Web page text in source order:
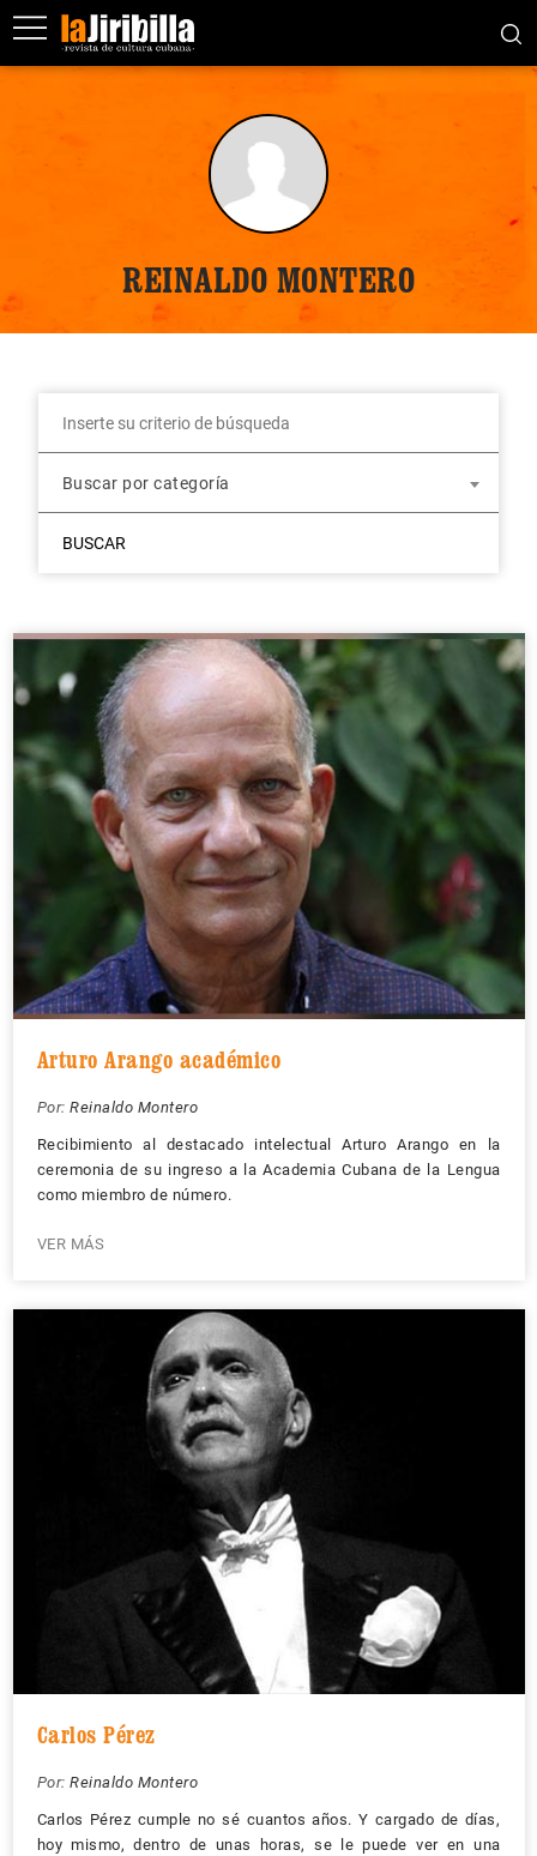
REINALDO MONTERO
Buscar por categoría
BUSCAR
Arturo Arango académico
Por: Reinaldo Montero
Recibimiento al destacado intelectual Arturo Arango en la
ceremonia de su ingreso a la Academia Cubana de la Lengua
como miembro de número.
VER MÁS
Carlos Pérez
Por: Reinaldo Montero
Carlos Pérez cumple no sé cuantos años. Y cargado de días,
hoy mismo, dentro de unas horas, se le puede ver en una